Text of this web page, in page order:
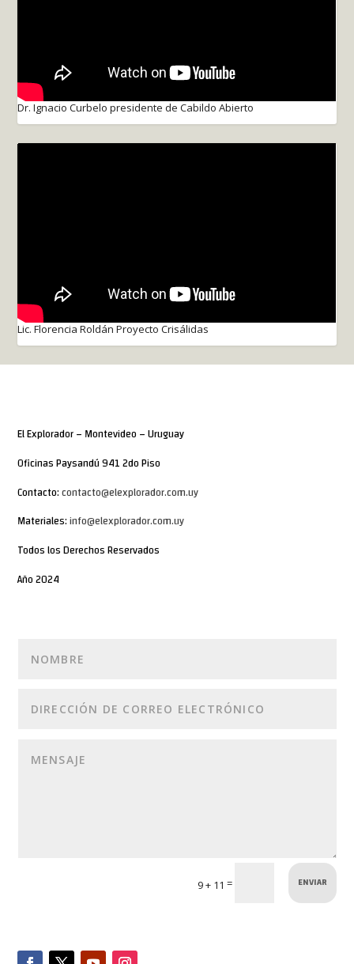
Dr. Ignacio Curbelo presidente de Cabildo Abierto
Lic. Florencia Roldán Proyecto Crisálidas
El Explorador – Montevideo – Uruguay
Oficinas Paysandú 941 2do Piso
Contacto:contacto@elexplorador.com.uy
Materiales:info@elexplorador.com.uy
Todos los Derechos Reservados
Año 2024
9 + 11 = ENVIAR